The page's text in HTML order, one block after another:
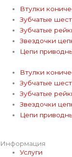
Втулки
Зубчатые
Зубчатые
Звездочки
Цепи
Втулки
Зубчатые
Зубчатые
Звездочки
Цепи
Информация
Услуги